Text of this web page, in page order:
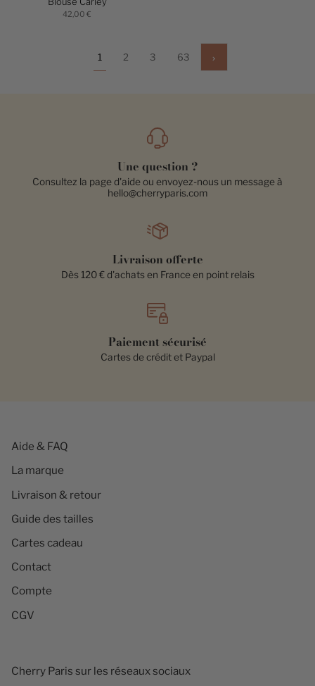
42,00 €
1 2 3 63
»
Une question ?
Consultez la page d'aide ou envoyez-nous un message à
hello@cherryparis.com
Livraison offerte
Dès 120 € d'achats en France en point relais
Paiement sécurisé
Cartes de crédit et Paypal
Aide & FAQ
La marque
Livraison & retour
Guide des tailles
Cartes cadeau
Contact
Compte
CGV
Cherry Paris sur les réseaux sociaux